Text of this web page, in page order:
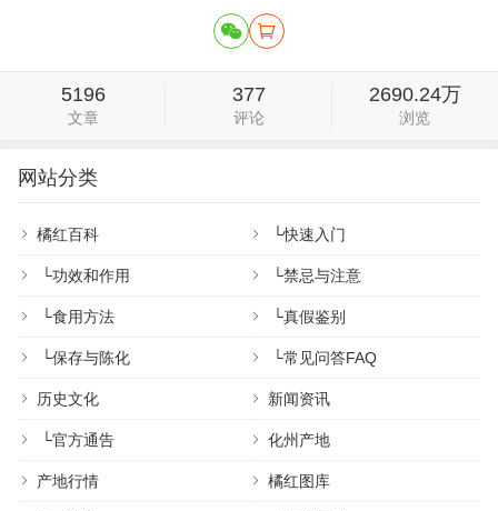
5196
文章
377
评论
2690.24万
浏览
网站分类
橘红百科 └快速入门
└功效和作用 └禁忌与注意
└食用方法 └真假鉴别
└保存与陈化 └常见问答FAQ
历史文化 新闻资讯
└官方通告 化州产地
产地行情 橘红图库